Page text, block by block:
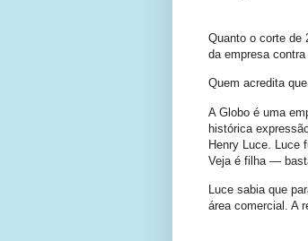
Quanto o corte de
da empresa
Quem acredita
A Globo é uma
histórica
Henry Luce. Luce
Veja é filha —
Luce sabia que
área comercial. A